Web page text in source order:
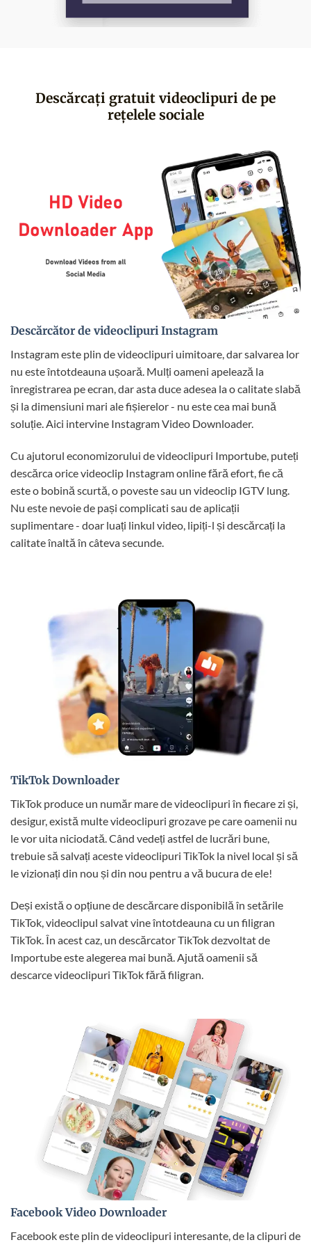
Descărcați gratuit videoclipuri de pe
rețelele sociale
Descărcător de videoclipuri Instagram
Instagram este plin de videoclipuri uimitoare, dar salvarea lor
nu este întotdeauna ușoară. Mulți oameni apelează la
înregistrarea pe ecran, dar asta duce adesea la o calitate slabă
și la dimensiuni mari ale fișierelor - nu este cea mai bună
soluție. Aici intervine Instagram Video Downloader.
Cu ajutorul economizorului de videoclipuri Importube, puteți
descărca orice videoclip Instagram online fără efort, fie că
este o bobină scurtă, o poveste sau un videoclip IGTV lung.
Nu este nevoie de pași complicati sau de aplicații
suplimentare - doar luați linkul video, lipiți-l și descărcați la
calitate înaltă în câteva secunde.
TikTok Downloader
TikTok produce un număr mare de videoclipuri în fiecare zi și,
desigur, există multe videoclipuri grozave pe care oamenii nu
le vor uita niciodată. Când vedeți astfel de lucrări bune,
trebuie să salvați aceste videoclipuri TikTok la nivel local și să
le vizionați din nou și din nou pentru a vă bucura de ele!
Deși există o opțiune de descărcare disponibilă în setările
TikTok, videoclipul salvat vine întotdeauna cu un filigran
TikTok. În acest caz, un descărcator TikTok dezvoltat de
Importube este alegerea mai bună. Ajută oamenii să
descarce videoclipuri TikTok fără filigran.
Facebook Video Downloader
Facebook este plin de videoclipuri interesante, de la clipuri de